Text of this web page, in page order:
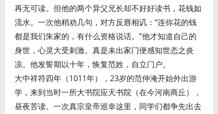
再无可读。但他的两个异父兄长却不好好读书，花钱如
流水。一次他稍劝几句，对方反唇相讥：“连你花的钱
都是我们朱家的，有什么资格说话。”他才知道自己的
身世，心灵大受刺激。真是未出家门便感知世态之炎
凉。他发誓期以十年，恢复范姓，自立门户。
大中祥符四年（1011年），23岁的范仲淹开始外出游
学，来到当时一所大书院应天书院（在今河南商丘），
昼夜苦读。一次真宗皇帝巡幸这里，同学们都争先出去